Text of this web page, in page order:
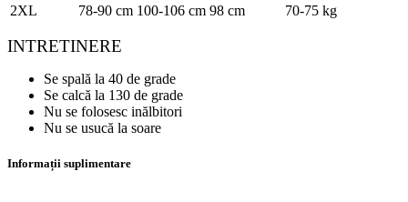
2XL
78-90 cm 100-106 cm 98 cm 70-75 kg
INTRETINERE
Se spală la 40 de grade
Se calcă la 130 de grade
Nu se folosesc inălbitori
Nu se usucă la soare
Informații suplimentare